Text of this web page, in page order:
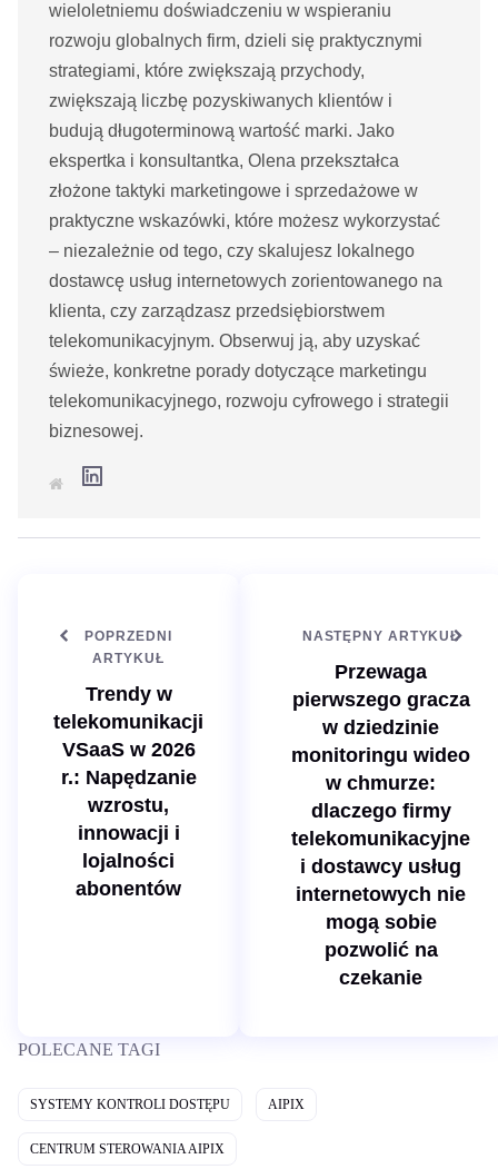
wieloletniemu doświadczeniu w wspieraniu
rozwoju globalnych firm, dzieli się praktycznymi
strategiami, które zwiększają przychody,
zwiększają liczbę pozyskiwanych klientów i
budują długoterminową wartość marki. Jako
ekspertka i konsultantka, Olena przekształca
złożone taktyki marketingowe i sprzedażowe w
praktyczne wskazówki, które możesz wykorzystać
– niezależnie od tego, czy skalujesz lokalnego
dostawcę usług internetowych zorientowanego na
klienta, czy zarządzasz przedsiębiorstwem
telekomunikacyjnym. Obserwuj ją, aby uzyskać
świeże, konkretne porady dotyczące marketingu
telekomunikacyjnego, rozwoju cyfrowego i strategii
biznesowej.
r
w
a
POPRZEDNI
ARTYKUŁ
Trendy w
telekomunikacji
VSaaS w 2026
r.: Napędzanie
wzrostu,
innowacji i
lojalności
abonentów
NASTĘPNY ARTYKUŁ
Przewaga
pierwszego gracza
w dziedzinie
monitoringu wideo
w chmurze:
dlaczego firmy
telekomunikacyjne
i dostawcy usług
internetowych nie
mogą sobie
pozwolić na
czekanie
POLECANE TAGI
SYSTEMY KONTROLI DOSTĘPU AIPIX
CENTRUM STEROWANIA AIPIX